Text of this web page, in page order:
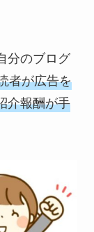
分のブログ
者が広告を
介報酬が手